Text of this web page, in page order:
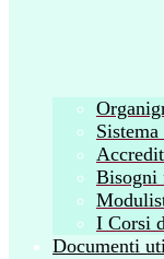
Bisogni
I Corsi
Documenti